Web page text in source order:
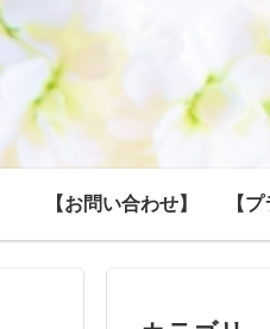
【お問い合わせ】